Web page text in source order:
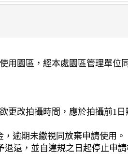
用園區，經本處園區管理單位
更改拍攝時間，應於拍攝前1日
逾期未繳視同放棄申請使用。
還，並自違規之日起停止申